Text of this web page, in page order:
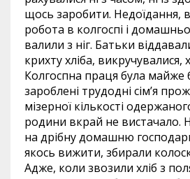
щось заробити. Недоїдання,
робота в колгоспі і
валили з ніг. Батьки
крихту хліба, викручувалися,
Колгоспна праця була
зароблені трудодні сім’я
мізерної кількості
родини вкрай не вистачало.
на дрібну домашню
якось вижити, збирали
Адже, коли звозили хліб з